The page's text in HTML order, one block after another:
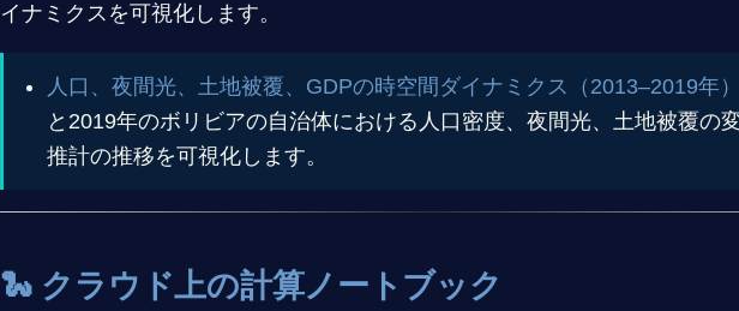
イナミクスを可視化します。
人口、夜間光、土地被覆、GDPの時空間ダイナミクス（2013–2019年）
と2019年のボリビアの自治体における人口密度、夜間光、土地被覆の
推計の推移を可視化します。
🐍 クラウド上の計算ノートブック